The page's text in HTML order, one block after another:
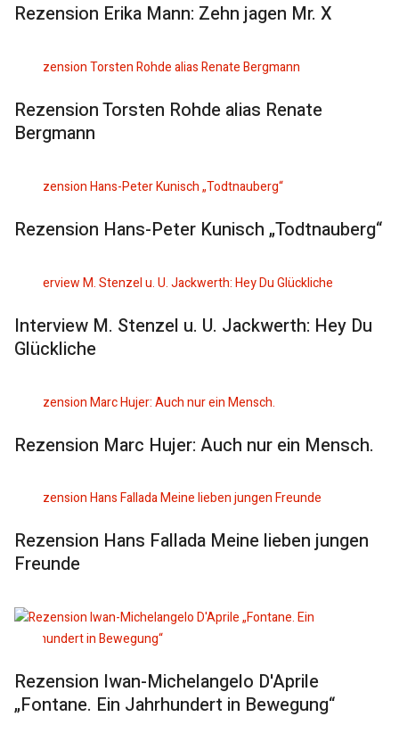
Rezension Erika Mann: Zehn jagen Mr. X
Rezension Torsten Rohde alias Renate
Bergmann
Rezension Hans-Peter Kunisch „Todtnauberg“
Interview M. Stenzel u. U. Jackwerth: Hey Du
Glückliche
Rezension Marc Hujer: Auch nur ein Mensch.
Rezension Hans Fallada Meine lieben jungen
Freunde
Rezension Iwan-Michelangelo D'Aprile
„Fontane. Ein Jahrhundert in Bewegung“